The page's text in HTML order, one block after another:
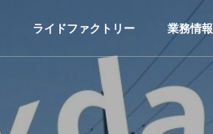
ライドファクトリー 業務情報